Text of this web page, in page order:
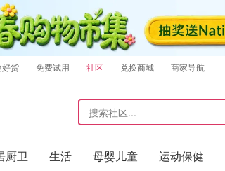
好货 免费试用 社区 兑换商城 商家导航
厨卫 生活 母婴儿童 运动保健